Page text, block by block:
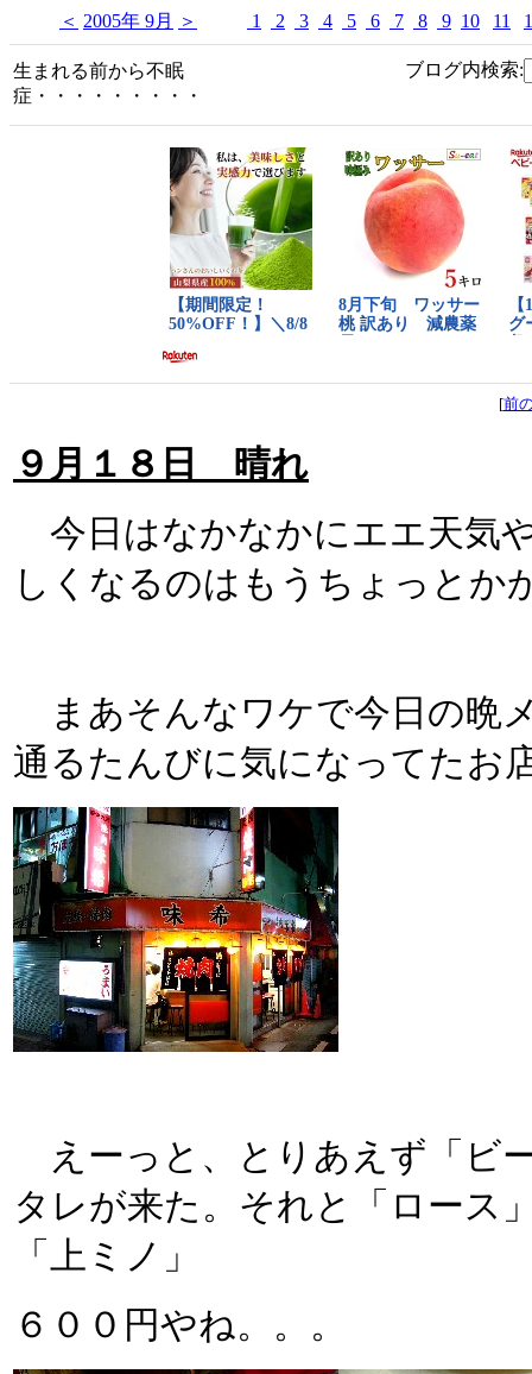
＜ 2005年 9月 ＞ 1 2 3 4 5 6 7 8 9 10 11
生まれる前から不眠
症・・・・・・・・・
ブログ内検索:
[前
９月１８日 晴れ
今日はなかなかにエエ天気
しくなるのはもうちょっとか
まあそんなワケで今日の
通るたんびに気になってたお
えーっと、とりあえず「ビ
タレが来た。それと「ロース
「上ミノ」
６００円やね。。。